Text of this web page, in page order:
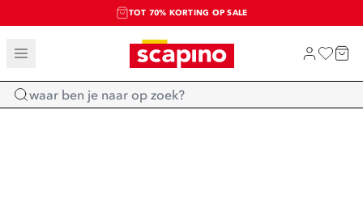
TOT 70% KORTING OP SALE
SALE: LAATSTE KANS!
SHOP NIEUW
Home